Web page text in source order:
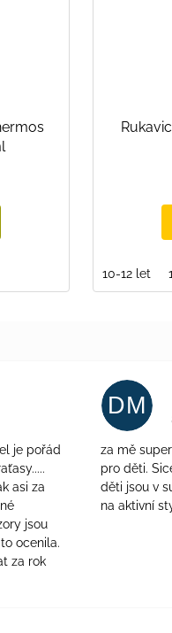
10-12 let
4 z 5 hvězdiček.
je pořád
asi za
jsou
ocenila.
za rok
DM
za mě
pro děti.
děti jsou v
na aktivní